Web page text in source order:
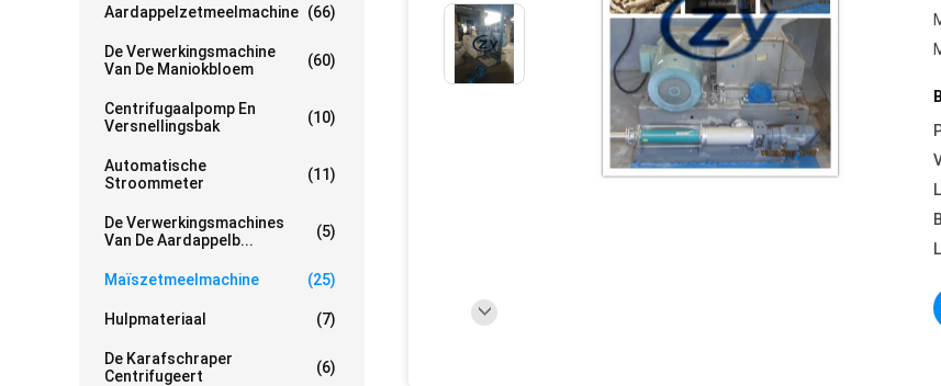
Aardappelzetmeelmachine (66)
De Verwerkingsmachine
Van De Maniokbloem
(60)
Centrifugaalpomp En
Versnellingsbak
(10)
Automatische
Stroommeter
(11)
De Verwerkingsmachines
Van De Aardappelb...
(5)
Maïszetmeelmachine (25)
Hulpmateriaal (7)
De Karafschraper
Centrifugeert
(6)